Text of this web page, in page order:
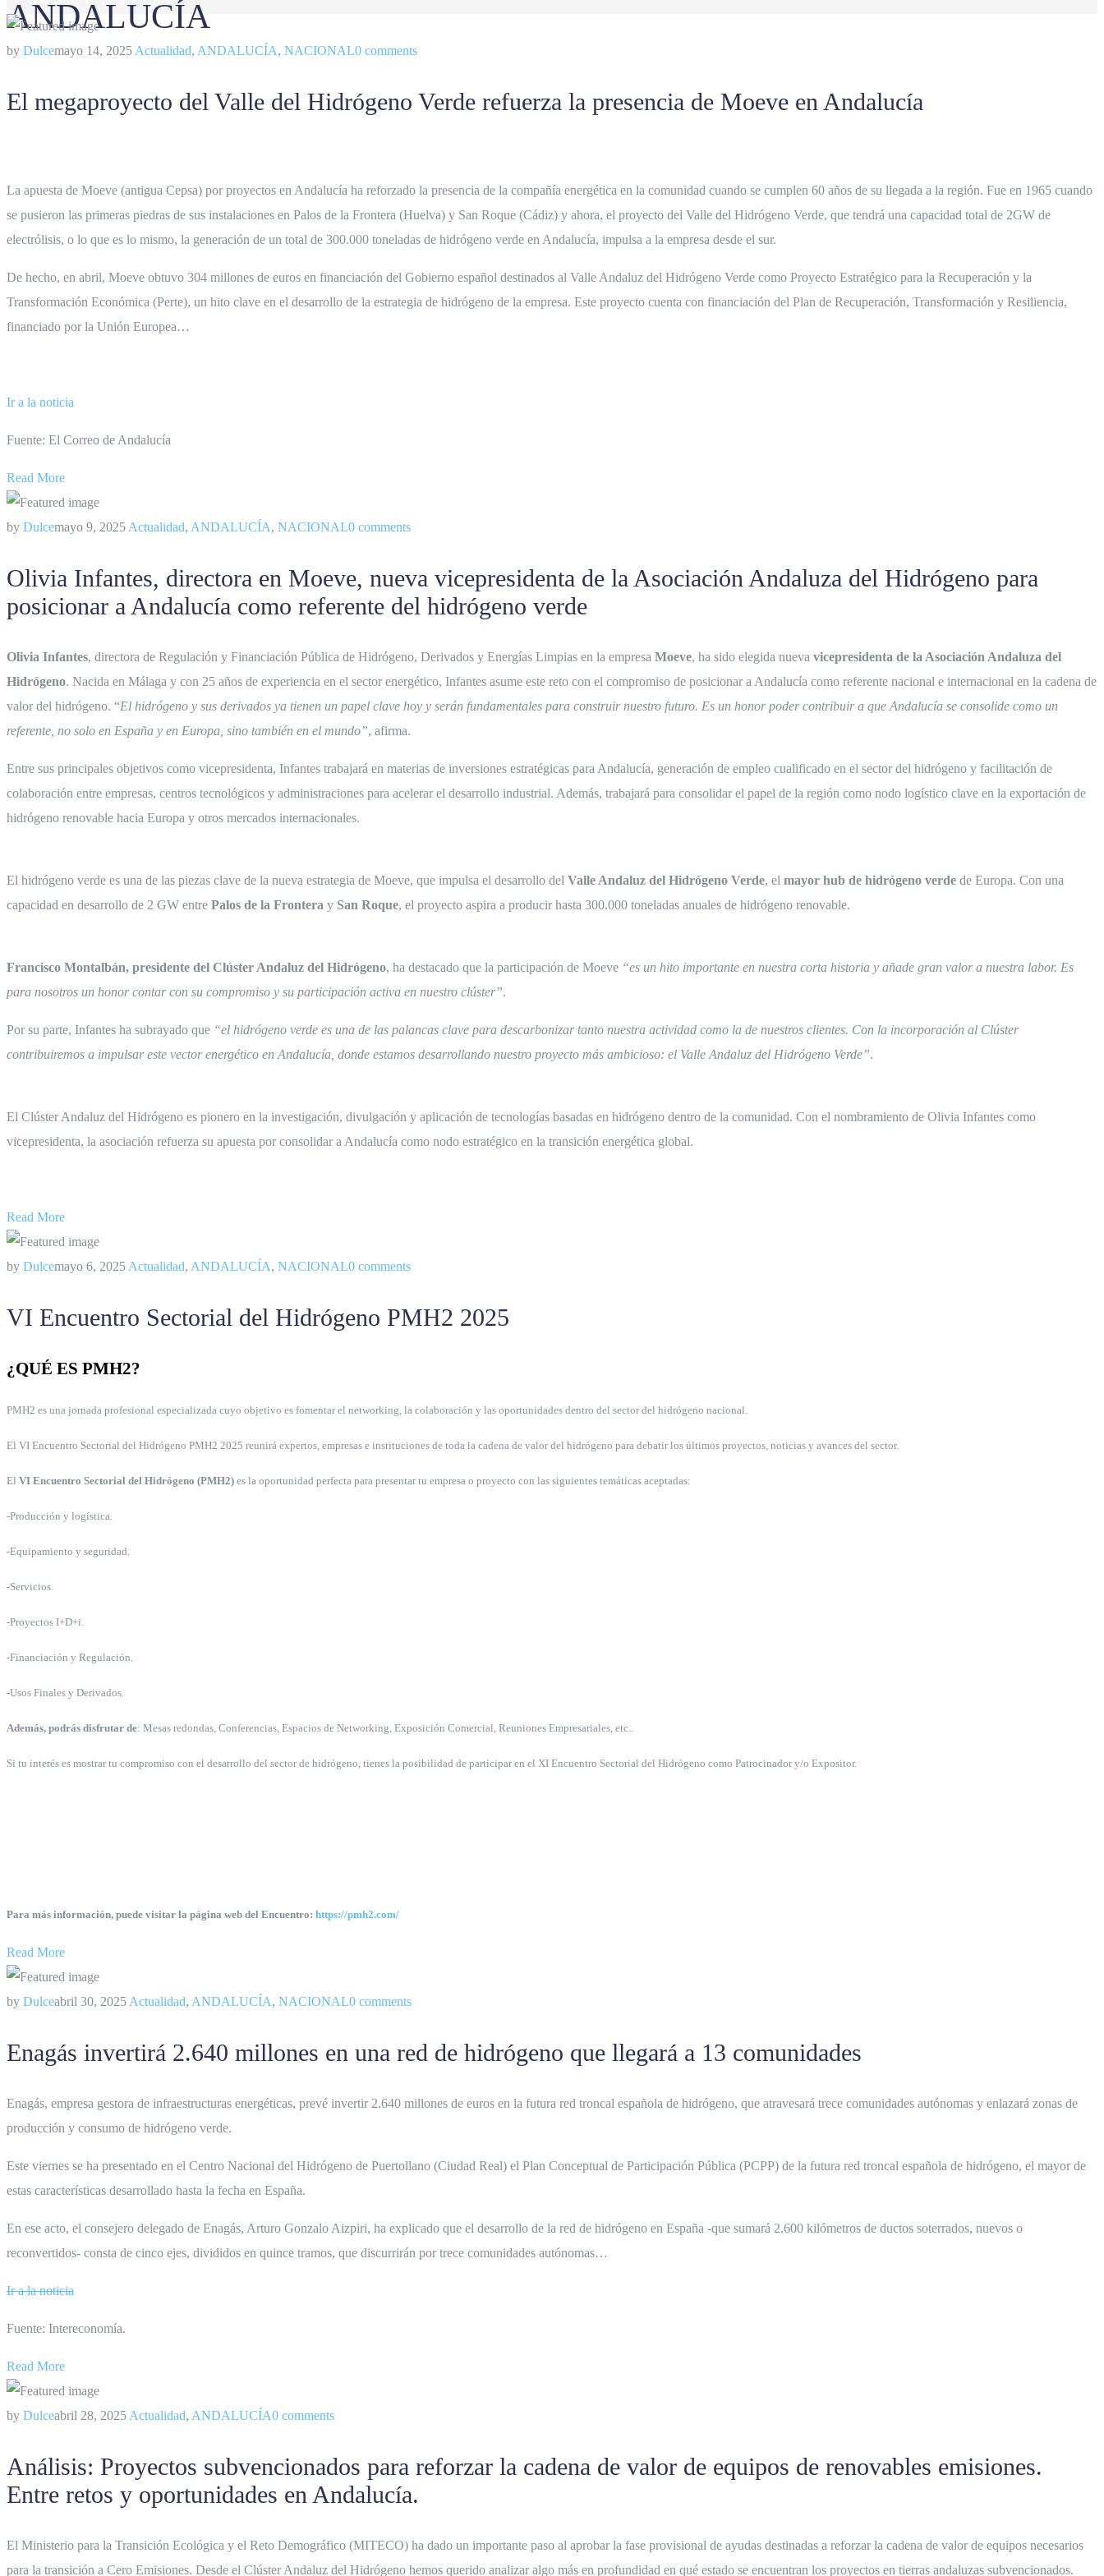
ANDALUCÍA
by Dulcemayo 14, 2025 Actualidad, ANDALUCÍA, NACIONAL0 comments
El megaproyecto del Valle del Hidrógeno Verde refuerza la presencia de Moeve en Andalucía
La apuesta de Moeve (antigua Cepsa) por proyectos en Andalucía ha reforzado la presencia de la compañía energética en la comunidad cuando se cumplen 60 años de su llegada a la región. Fue en 1965 cuando
se pusieron las primeras piedras de sus instalaciones en Palos de la Frontera (Huelva) y San Roque (Cádiz) y ahora, el proyecto del Valle del Hidrógeno Verde, que tendrá una capacidad total de 2GW de
electrólisis, o lo que es lo mismo, la generación de un total de 300.000 toneladas de hidrógeno verde en Andalucía, impulsa a la empresa desde el sur.
De hecho, en abril, Moeve obtuvo 304 millones de euros en financiación del Gobierno español destinados al Valle Andaluz del Hidrógeno Verde como Proyecto Estratégico para la Recuperación y la
Transformación Económica (Perte), un hito clave en el desarrollo de la estrategia de hidrógeno de la empresa. Este proyecto cuenta con financiación del Plan de Recuperación, Transformación y Resiliencia,
financiado por la Unión Europea…
Ir a la noticia
Fuente: El Correo de Andalucía
Read More
by Dulcemayo 9, 2025 Actualidad, ANDALUCÍA, NACIONAL0 comments
Olivia Infantes, directora en Moeve, nueva vicepresidenta de la Asociación Andaluza del Hidrógeno para
posicionar a Andalucía como referente del hidrógeno verde
Olivia Infantes, directora de Regulación y Financiación Pública de Hidrógeno, Derivados y Energías Limpias en la empresa Moeve, ha sido elegida nueva vicepresidenta de la Asociación Andaluza del
Hidrógeno. Nacida en Málaga y con 25 años de experiencia en el sector energético, Infantes asume este reto con el compromiso de posicionar a Andalucía como referente nacional e internacional en la cadena de
valor del hidrógeno. “El hidrógeno y sus derivados ya tienen un papel clave hoy y serán fundamentales para construir nuestro futuro. Es un honor poder contribuir a que Andalucía se consolide como un
referente, no solo en España y en Europa, sino también en el mundo”, afirma.
Entre sus principales objetivos como vicepresidenta, Infantes trabajará en materias de inversiones estratégicas para Andalucía, generación de empleo cualificado en el sector del hidrógeno y facilitación de
colaboración entre empresas, centros tecnológicos y administraciones para acelerar el desarrollo industrial. Además, trabajará para consolidar el papel de la región como nodo logístico clave en la exportación de
hidrógeno renovable hacia Europa y otros mercados internacionales.
El hidrógeno verde es una de las piezas clave de la nueva estrategia de Moeve, que impulsa el desarrollo del Valle Andaluz del Hidrógeno Verde, el mayor hub de hidrógeno verde de Europa. Con una
capacidad en desarrollo de 2 GW entre Palos de la Frontera y San Roque, el proyecto aspira a producir hasta 300.000 toneladas anuales de hidrógeno renovable.
Francisco Montalbán, presidente del Clúster Andaluz del Hidrógeno, ha destacado que la participación de Moeve “es un hito importante en nuestra corta historia y añade gran valor a nuestra labor. Es
para nosotros un honor contar con su compromiso y su participación activa en nuestro clúster”.
Por su parte, Infantes ha subrayado que “el hidrógeno verde es una de las palancas clave para descarbonizar tanto nuestra actividad como la de nuestros clientes. Con la incorporación al Clúster
contribuiremos a impulsar este vector energético en Andalucía, donde estamos desarrollando nuestro proyecto más ambicioso: el Valle Andaluz del Hidrógeno Verde”.
El Clúster Andaluz del Hidrógeno es pionero en la investigación, divulgación y aplicación de tecnologías basadas en hidrógeno dentro de la comunidad. Con el nombramiento de Olivia Infantes como
vicepresidenta, la asociación refuerza su apuesta por consolidar a Andalucía como nodo estratégico en la transición energética global.
Read More
by Dulcemayo 6, 2025 Actualidad, ANDALUCÍA, NACIONAL0 comments
VI Encuentro Sectorial del Hidrógeno PMH2 2025
¿QUÉ ES PMH2?
PMH2 es una jornada profesional especializada cuyo objetivo es fomentar el networking, la colaboración y las oportunidades dentro del sector del hidrógeno nacional.
El VI Encuentro Sectorial del Hidrógeno PMH2 2025 reunirá expertos, empresas e instituciones de toda la cadena de valor del hidrógeno para debatir los últimos proyectos, noticias y avances del sector.
El VI Encuentro Sectorial del Hidrógeno (PMH2) es la oportunidad perfecta para presentar tu empresa o proyecto con las siguientes temáticas aceptadas:
-Producción y logística.
-Equipamiento y seguridad.
-Servicios.
-Proyectos I+D+i.
-Financiación y Regulación.
-Usos Finales y Derivados.
Además, podrás disfrutar de: Mesas redondas, Conferencias, Espacios de Networking, Exposición Comercial, Reuniones Empresariales, etc..
Si tu interés es mostrar tu compromiso con el desarrollo del sector de hidrógeno, tienes la posibilidad de participar en el XI Encuentro Sectorial del Hidrógeno como Patrocinador y/o Expositor.
Para más información, puede visitar la página web del Encuentro: https://pmh2.com/
Read More
by Dulceabril 30, 2025 Actualidad, ANDALUCÍA, NACIONAL0 comments
Enagás invertirá 2.640 millones en una red de hidrógeno que llegará a 13 comunidades
Enagás, empresa gestora de infraestructuras energéticas, prevé invertir 2.640 millones de euros en la futura red troncal española de hidrógeno, que atravesará trece comunidades autónomas y enlazará zonas de
producción y consumo de hidrógeno verde.
Este viernes se ha presentado en el Centro Nacional del Hidrógeno de Puertollano (Ciudad Real) el Plan Conceptual de Participación Pública (PCPP) de la futura red troncal española de hidrógeno, el mayor de
estas características desarrollado hasta la fecha en España.
En ese acto, el consejero delegado de Enagás, Arturo Gonzalo Aizpiri, ha explicado que el desarrollo de la red de hidrógeno en España -que sumará 2.600 kilómetros de ductos soterrados, nuevos o
reconvertidos- consta de cinco ejes, divididos en quince tramos, que discurrirán por trece comunidades autónomas…
Ir a la noticia
Fuente: Intereconomía.
Read More
by Dulceabril 28, 2025 Actualidad, ANDALUCÍA0 comments
Análisis: Proyectos subvencionados para reforzar la cadena de valor de equipos de renovables emisiones.
Entre retos y oportunidades en Andalucía.
El Ministerio para la Transición Ecológica y el Reto Demográfico (MITECO) ha dado un importante paso al aprobar la fase provisional de ayudas destinadas a reforzar la cadena de valor de equipos necesarios
para la transición a Cero Emisiones. Desde el Clúster Andaluz del Hidrógeno hemos querido analizar algo más en profundidad en qué estado se encuentran los proyectos en tierras andaluzas subvencionados.